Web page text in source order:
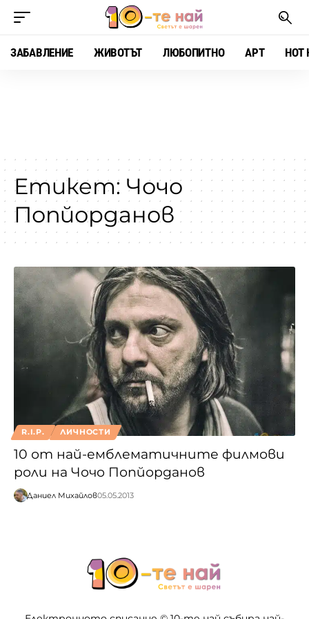
ЗАБАВЛЕНИЕ ЖИВОТЪТ ЛЮБОПИТНО АРТ HOT
Етикет: Чочо
Попйорданов
R.I.P. ЛИЧНОСТИ
10 от най-емблематичните филмови
роли на Чочо Попйорданов
Даниел Михайлов05.05.2013